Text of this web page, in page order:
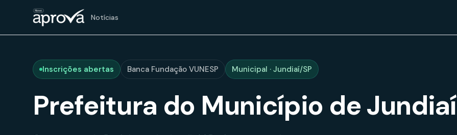
Notícias
Inscrições abertas Banca Fundação VUNESP Municipal · Jundiaí/SP
Prefeitura do Município de Jundiaí